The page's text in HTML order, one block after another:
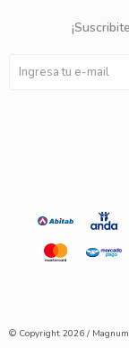
© Copyright 2026 / Magnum